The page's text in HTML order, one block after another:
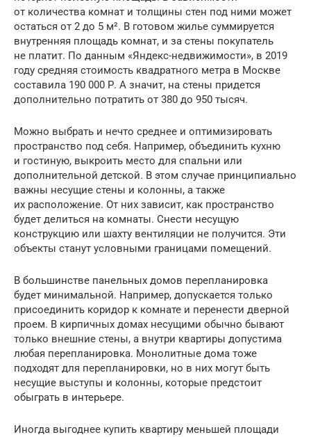
от количества комнат и толщины стен под ними может
остаться от 2 до 5 м². В готовом жилье суммируется
внутренняя площадь комнат, и за стены покупатель
не платит. По данным «Яндекс-недвижимости», в 2019
году средняя стоимость квадратного метра в Москве
составила 190 000 Р. А значит, на стены придется
дополнительно потратить от 380 до 950 тысяч.
Можно выбрать и нечто среднее и оптимизировать
пространство под себя. Например, объединить кухню
и гостиную, выкроить место для спальни или
дополнительной детской. В этом случае принципиально
важны несущие стены и колонны, а также
их расположение. От них зависит, как пространство
будет делиться на комнаты. Снести несущую
конструкцию или шахту вентиляции не получится. Эти
объекты станут условными границами помещений.
В большинстве панельных домов перепланировка
будет минимальной. Например, допускается только
присоединить коридор к комнате и перенести дверной
проем. В кирпичных домах несущими обычно бывают
только внешние стены, а внутри квартиры допустима
любая перепланировка. Монолитные дома тоже
подходят для перепланировки, но в них могут быть
несущие выступы и колонны, которые предстоит
обыграть в интерьере.
Иногда выгоднее купить квартиру меньшей площади